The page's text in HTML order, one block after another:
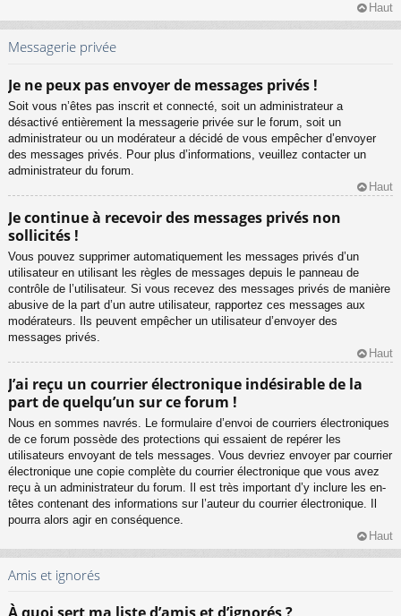
Haut
Messagerie privée
Je ne peux pas envoyer de messages privés !
Soit vous n’êtes pas inscrit et connecté, soit un administrateur a
désactivé entièrement la messagerie privée sur le forum, soit un
administrateur ou un modérateur a décidé de vous empêcher d’envoyer
des messages privés. Pour plus d’informations, veuillez contacter un
administrateur du forum.
Haut
Je continue à recevoir des messages privés non
sollicités !
Vous pouvez supprimer automatiquement les messages privés d’un
utilisateur en utilisant les règles de messages depuis le panneau de
contrôle de l’utilisateur. Si vous recevez des messages privés de manière
abusive de la part d’un autre utilisateur, rapportez ces messages aux
modérateurs. Ils peuvent empêcher un utilisateur d’envoyer des
messages privés.
Haut
J’ai reçu un courrier électronique indésirable de la
part de quelqu’un sur ce forum !
Nous en sommes navrés. Le formulaire d’envoi de courriers électroniques
de ce forum possède des protections qui essaient de repérer les
utilisateurs envoyant de tels messages. Vous devriez envoyer par courrier
électronique une copie complète du courrier électronique que vous avez
reçu à un administrateur du forum. Il est très important d’y inclure les en-
têtes contenant des informations sur l’auteur du courrier électronique. Il
pourra alors agir en conséquence.
Haut
Amis et ignorés